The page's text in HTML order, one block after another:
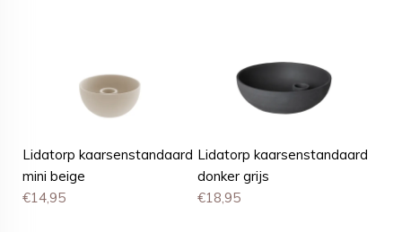
Lidatorp kaarsenstandaard
mini beige
€14,95
Lidatorp kaarsenstandaard
donker grijs
€18,95